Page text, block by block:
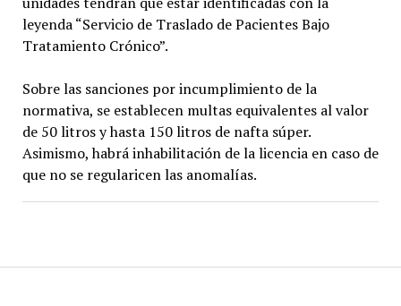
leyenda “Servicio de Traslado de Pacientes Bajo
Tratamiento Crónico”.
Sobre las sanciones por incumplimiento de la
normativa, se establecen multas equivalentes al valor
de 50 litros y hasta 150 litros de nafta súper.
Asimismo, habrá inhabilitación de la licencia en caso de
que no se regularicen las anomalías.